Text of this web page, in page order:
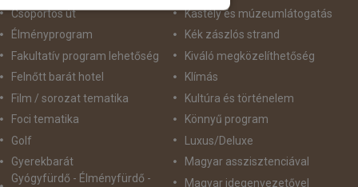
Csoportos út
Élményprogram
Fakultatív program lehetőség
Felnőtt barát hotel
Film / sorozat tematika
Foci tematika
Golf
Gyerekbarát
Gyógyfürdő - Élményfürdő -
Kastély és múzeumlátogatás
Kék zászlós strand
Kiváló megközelíthetőség
Klímás
Kultúra és történelem
Könnyű program
Luxus/Deluxe
Magyar asszisztenciával
Magyar idegenvezetővel